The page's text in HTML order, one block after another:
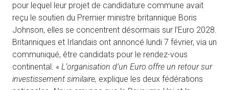
pour lequel leur projet de candidature commune avait
reçu le soutien du Premier ministre britannique Boris
Johnson, elles se concentrent désormais sur l’Euro 2028.
Britanniques et Irlandais ont annoncé lundi 7 février, via un
communiqué, être candidats pour le rendez-vous
continental. « L‘organisation d’un Euro offre un retour sur
investissement similaire, explique les deux fédérations